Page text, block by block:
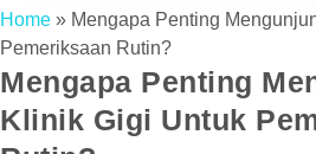
Home » Mengapa Penting
Pemeriksaan Rutin?
Mengapa Penting
Klinik Gigi Untuk